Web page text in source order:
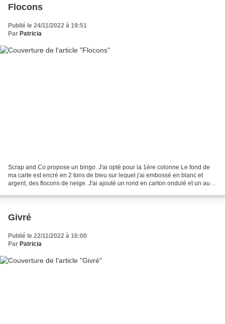
Flocons
Publié le 24/11/2022 à 19:51
Par Patricia
Scrap and Co propose un bingo. J'ai opté pour la 1ère colonne Le fond de
ma carte est encré en 2 tons de bleu sur lequel j'ai embossé en blanc et
argent, des flocons de neige. J'ai ajouté un rond en carton ondulé et un autre
Givré
Publié le 22/11/2022 à 16:00
Par Patricia